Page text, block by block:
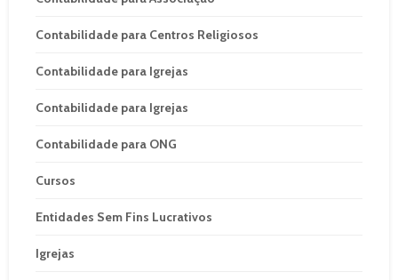
Contabilidade para Centros Religiosos
Contabilidade para Igrejas
Contabilidade para Igrejas
Contabilidade para ONG
Cursos
Entidades Sem Fins Lucrativos
Igrejas